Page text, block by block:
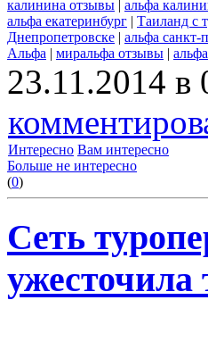
калинина отзывы | альфа
альфа екатеринбург | Таиланд с
Днепропетровске | альфа санкт-
Альфа | миральфа отзывы |
23.11.2014 в
Интересно Вам интересно
Больше не интересно
(0)
Сеть
ужесточила